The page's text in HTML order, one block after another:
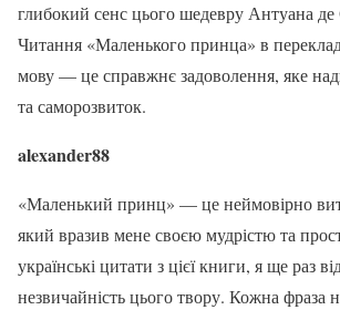
глибокий сенс цього шедевру Антуана
Читання «Маленького принца» в
мову — це справжнє задоволення, яке
та саморозвиток.
alexander88
«Маленький принц» — це неймовірно
який вразив мене своєю мудрістю та
українські цитати з цієї книги, я ще раз
незвичайність цього твору. Кожна фраза